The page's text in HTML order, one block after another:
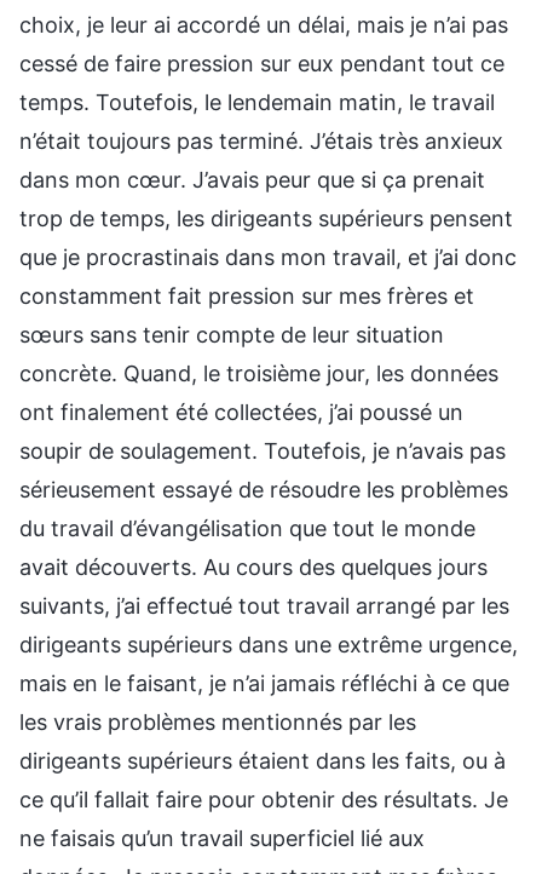
choix, je leur ai accordé un délai, mais je n’ai pas
cessé de faire pression sur eux pendant tout ce
temps. Toutefois, le lendemain matin, le travail
n’était toujours pas terminé. J’étais très anxieux
dans mon cœur. J’avais peur que si ça prenait
trop de temps, les dirigeants supérieurs pensent
que je procrastinais dans mon travail, et j’ai donc
constamment fait pression sur mes frères et
sœurs sans tenir compte de leur situation
concrète. Quand, le troisième jour, les données
ont finalement été collectées, j’ai poussé un
soupir de soulagement. Toutefois, je n’avais pas
sérieusement essayé de résoudre les problèmes
du travail d’évangélisation que tout le monde
avait découverts. Au cours des quelques jours
suivants, j’ai effectué tout travail arrangé par les
dirigeants supérieurs dans une extrême urgence,
mais en le faisant, je n’ai jamais réfléchi à ce que
les vrais problèmes mentionnés par les
dirigeants supérieurs étaient dans les faits, ou à
ce qu’il fallait faire pour obtenir des résultats. Je
ne faisais qu’un travail superficiel lié aux